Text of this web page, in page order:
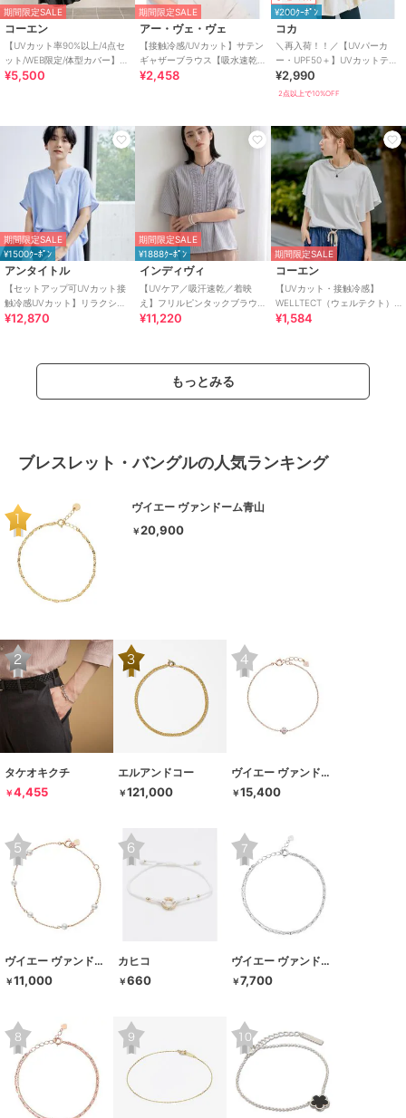
期間限定SALE
コーエン
【UVカット率90%以上/4点セ
ット/WEB限定/体型カバー】シ
ュシュ付きアソートスイムウ
¥5,500
期間限定SALE
アー・ヴェ・ヴェ
【接触冷感/UVカット】サテン
ギャザーブラウス【吸水速乾/
イージーケア】
¥2,458
¥200ｸｰﾎﾟﾝ
コカ
＼再入荷！！／【UVパーカ
ー・UPF50＋】UVカットティ
アードパーカー 全4色
¥2,990
2点以上で10%OFF
期間限定SALE
¥1500ｸｰﾎﾟﾝ
アンタイトル
【セットアップ可UVカット接
触冷感UVカット】リラクシー
キーVネックブラウス
¥12,870
期間限定SALE
¥1888ｸｰﾎﾟﾝ
インディヴィ
【UVケア／吸汗速乾／着映
え】フリルピンタックブラウ
ス
¥11,220
期間限定SALE
コーエン
【UVカット・接触冷感】
WELLTECT（ウェルテクト）
USAコットン フレアスリーブ
¥1,584
もっとみる
ブレスレット・バングルの人気ランキング
ヴイエー ヴァンドーム青山
￥20,900
タケオキクチ
￥4,455
エルアンドコー
￥121,000
ヴイエー ヴァンドーム青山
￥15,400
ヴイエー ヴァンドーム青山
￥11,000
カヒコ
￥660
ヴイエー ヴァンドーム青山
￥7,700